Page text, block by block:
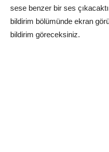
sese benzer bir ses
bildirim bölümünde ekran
bildirim göreceksiniz.